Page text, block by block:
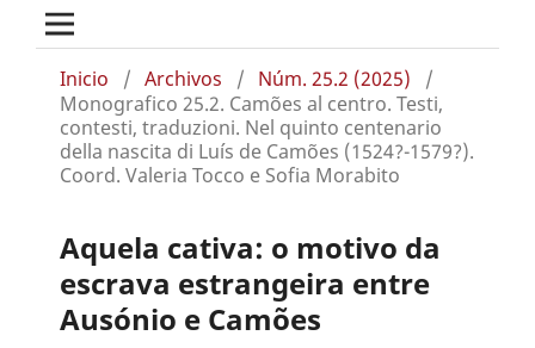
Inicio / Archivos / Núm. 25.2 (2025)
/
Monografico 25.2. Camões al centro. Testi,
contesti, traduzioni. Nel quinto centenario
della nascita di Luís de Camões (1524?-1579?).
Coord. Valeria Tocco e Sofia Morabito
Aquela cativa: o motivo da
escrava estrangeira entre
Ausónio e Camões